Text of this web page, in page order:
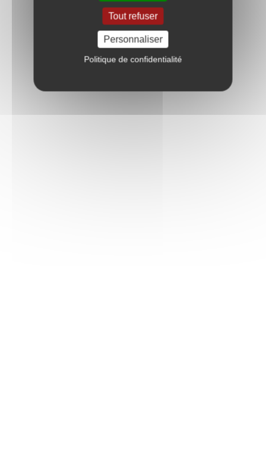
Tout refuser
Personnaliser
Politique de confidentialité